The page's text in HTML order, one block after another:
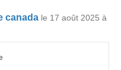
canada le 17 août 2025 à